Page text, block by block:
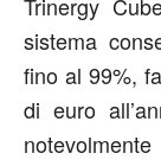
Trinergy
sistema
fino al 99%,
di euro